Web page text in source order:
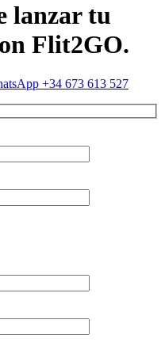
lanzar tu
Flit2GO.
+34 673 613 527